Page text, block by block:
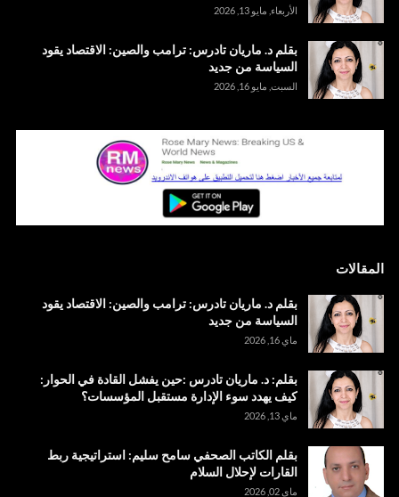
الأربعاء, مايو 13, 2026
بقلم د. ماريان تادرس: ترامب والصين: الاقتصاد يقود
السياسة من جديد
السبت, مايو 16, 2026
المقالات
بقلم د. ماريان تادرس: ترامب والصين: الاقتصاد يقود
السياسة من جديد
ماي 16, 2026
بقلم: د. ماريان تادرس :حين يفشل القادة في الحوار:
كيف يهدد سوء الإدارة مستقبل المؤسسات؟
ماي 13, 2026
بقلم الكاتب الصحفي سامح سليم: استراتيجية ربط
القارات لإحلال السلام
ماي 02, 2026